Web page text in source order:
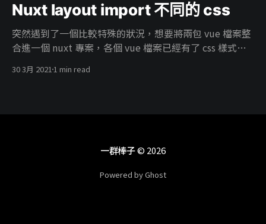
Nuxt layout import 不同的 css
突然遇到了一個比較特殊的狀況，想要將兩包 vue 檔案整
合進一個 nuxt 專案，各個 vue 檔案已經有了 css 樣式，
題。
30 3月 20211 min read
一群棒子© 2026
Powered by Ghost